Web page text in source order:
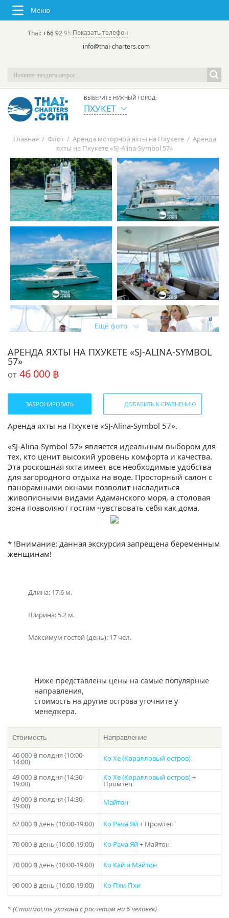
Меню
Thai:+66 92 958 8644(rus/eng) | в России:
Показать телефон
info@thai-charters.com
ВЫБЕРИТЕ НУЖНЫЙ ГОРОД:
ПХУКЕТ
Главная / Флот / Аренда моторной яхты на Пхукете / Аренда
яхты на Пхукете «SJ-Alina-Symbol 57»
Поделиться:
АРЕНДА ЯХТЫ НА ПХУКЕТЕ «SJ-ALINA-SYMBOL
57»
от 46 000 ฿
ЗАБРОНИРОВАТЬ ДОБАВИТЬ К СРАВНЕНИЮ
Аренда яхты на Пхукете «SJ-Alina-Symbol 57».
«SJ-Alina-Symbol 57» является идеальным выбором для
тех, кто ценит высокий уровень комфорта и качества.
Эта роскошная яхта имеет все необходимые удобства
для загородного отдыха на воде. Просторный салон с
панорамными окнами позволит насладиться
живописными видами Адаманского моря, а столовая
зона позволяют гостям чувствовать себя как дома.
протоколами безопасности и профессиональным
экипажем во время путешествия. Таким образом, гости
могут расслабиться и насладиться красотами и
яхты «SJ-Alina-Symbol 57» является возможность
исследовать красоты Пхукета и его окрестностей.
путешествиях, гости имеют возможность посетить
кристально чистую воду и живописные скалы, которые
станут идеальным фоном для незабываемых
фотографий.
бесконечные возможности для отдыха и развлечений.
Вы можете заниматься различными видами водных
видов спорта, таких как дайвинг, сноркелинг и
рыбалка. Кроме того, на яхте есть барбекю и грильное
оборудование, что позволит вам наслаждаться
свежими морепродуктами и проводить романтические
ужины на открытом воздухе.
Аренда яхты «SJ-Alina-Symbol 57» на Пхукете — это не
только путешествие, но и возможность создать
незабываемые воспоминания с семьей и друзьями. Вы
сможете насладиться уединением, проводя время,
плавая в море, и увидеть неповторимые закаты и
рассветы, которые запечатлеются в вашей памяти на
всю жизнь.
Включено:
* !Внимание: данная экскурсия запрещена беременным
женщинам!
Длина: 17.6 м.
Ширина: 5.2 м.
Максимум гостей (день): 17 чел.
Ниже представлены цены на самые популярные
направления,
стоимость на другие острова уточните у
менеджера.
Стоимость
Направление
46 000 ฿ полдня (10:00-
14:00) Ко Хе (Коралловый остров)
49 000 ฿ полдня (14:30-
19:00)
Ко Хе (Коралловый остров)+
Промтеп
49 000 ฿ полдня (14:30-
19:00) Майтон
62 000 ฿день (10:00-19:00) Ко Рача Яй+ Промтеп
70 000 ฿день (10:00-19:00) Ко Рача Яй+ Майтон
70 000 ฿день (10:00-19:00) Ко Кай и Майтон
90 000 ฿день (10:00-19:00) Ко Пхи-Пхи
* (Стоимость указана с расчетом на 6 человек)